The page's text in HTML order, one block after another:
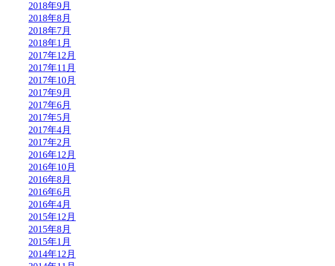
2018年9月
2018年8月
2018年7月
2018年1月
2017年12月
2017年11月
2017年10月
2017年9月
2017年6月
2017年5月
2017年4月
2017年2月
2016年12月
2016年10月
2016年8月
2016年6月
2016年4月
2015年12月
2015年8月
2015年1月
2014年12月